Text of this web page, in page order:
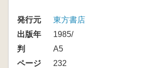
発行元
東方書店
出版年
1985/
判
A5
ページ
232